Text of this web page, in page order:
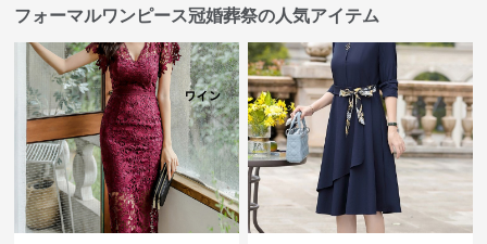
フォーマルワンピース冠婚葬祭の人気アイテム